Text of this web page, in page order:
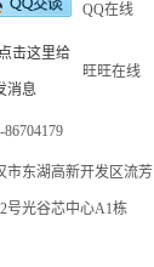
QQ在线
旺旺在线
86704179
市东湖高新开发区流芳
号光谷芯中心A1栋